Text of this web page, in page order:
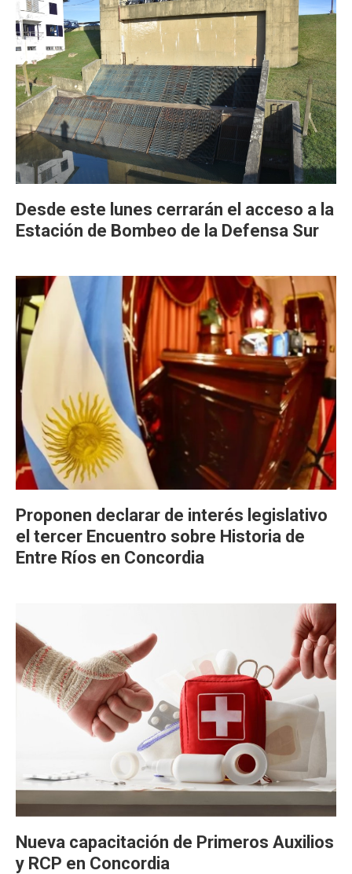
Desde este lunes cerrarán el acceso a la
Estación de Bombeo de la Defensa Sur
Proponen declarar de interés legislativo
el tercer Encuentro sobre Historia de
Entre Ríos en Concordia
Nueva capacitación de Primeros Auxilios
y RCP en Concordia